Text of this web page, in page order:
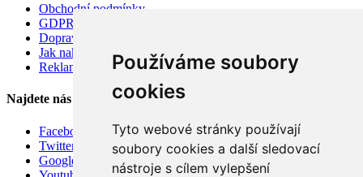
Používáme soubory
cookies
Tyto webové stránky používají
soubory cookies a další sledovací
nástroje s cílem vylepšení
Obchodní podmínky
GDPR
Doprava
Jak nakupovat
Reklamace
Najdete nás
Facebook
Twitter
Google